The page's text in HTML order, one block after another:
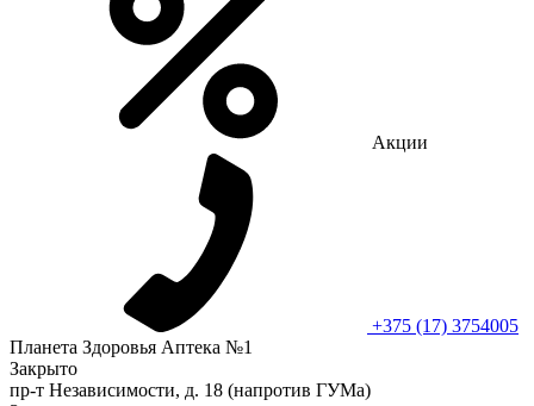
Акции
+375 (17) 3754005
Планета Здоровья Аптека №1
Закрыто
пр-т Независимости, д. 18 (напротив ГУМа)